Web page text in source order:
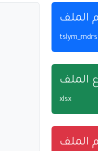
الملف
tslym_mdrs
الملف
xlsx
الملف